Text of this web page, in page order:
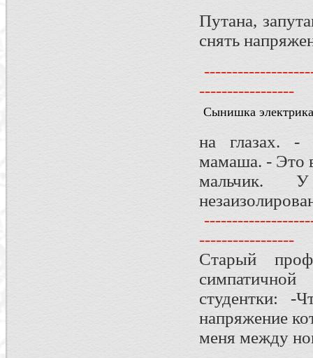
Путана,
снять
-----------------
Сынишка
на глазах. -
мамаша. - Это
мальчик.
-----------------
Старый
симпатичной
студентки: -
напряжение
меня между